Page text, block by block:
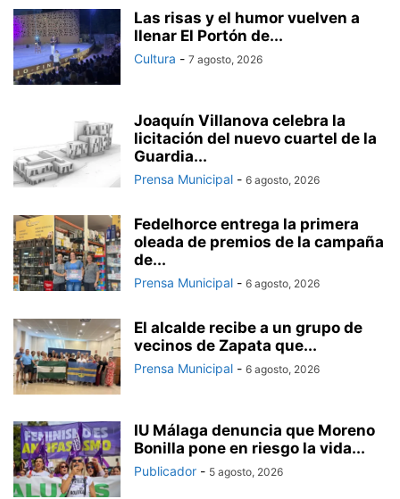
Las risas y el humor vuelven a
llenar El Portón de...
Cultura - 7 agosto, 2026
Joaquín Villanova celebra la
licitación del nuevo cuartel de la
Guardia...
Prensa Municipal - 6 agosto, 2026
Fedelhorce entrega la primera
oleada de premios de la campaña
de...
Prensa Municipal - 6 agosto, 2026
El alcalde recibe a un grupo de
vecinos de Zapata que...
Prensa Municipal - 6 agosto, 2026
IU Málaga denuncia que Moreno
Bonilla pone en riesgo la vida...
Publicador - 5 agosto, 2026